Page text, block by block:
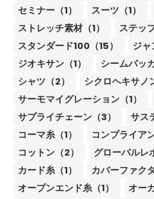
セミナー（1）
スーツ（1）
ストレッチ素材（1）
ステッ
スタンダード100（15）
ジャ
ジオキサン（1）
シームパッ
シャツ（2）
シクロヘキサノ
サーモマイグレーション（1）
サプライチェーン（3）
サス
コーマ糸（1）
コンプライア
コットン（2）
グローバルレ
カード糸（1）
カバーファク
オープンエンド糸（1）
オー